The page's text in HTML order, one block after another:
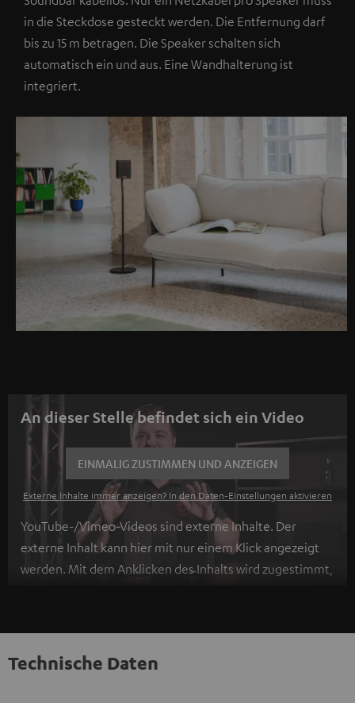
in die Steckdose gesteckt werden. Die Entfernung darf
bis zu 15 m betragen. Die Speaker schalten sich
automatisch ein und aus. Eine Wandhalterung ist
integriert.
An dieser Stelle befindet sich ein Video
EINMALIG ZUSTIMMEN UND ANZEIGEN
Externe Inhalte immer anzeigen? In den Daten‑Einstellungen aktivieren
YouTube-/Vimeo-Videos sind externe Inhalte. Der
externe Inhalt kann hier mit nur einem Klick angezeigt
werden. Mit dem Anklicken des Inhalts wird zugestimmt,
übermittelt werden.Weitere Informationen sind in der
Datenschutzerklärung unter I zu finden
Technische Daten